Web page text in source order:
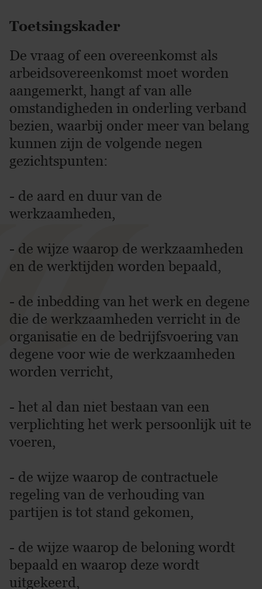
Toetsingskader
De vraag of een overeenkomst als
arbeidsovereenkomst moet worden
aangemerkt, hangt af van alle
omstandigheden in onderling verband
bezien, waarbij onder meer van belang
kunnen zijn de volgende negen
gezichtspunten:
- de aard en duur van de
werkzaamheden,
- de wijze waarop de werkzaamheden
en de werktijden worden bepaald,
- de inbedding van het werk en degene
die de werkzaamheden verricht in de
organisatie en de bedrijfsvoering van
degene voor wie de werkzaamheden
worden verricht,
- het al dan niet bestaan van een
verplichting het werk persoonlijk uit te
voeren,
- de wijze waarop de contractuele
regeling van de verhouding van
partijen is tot stand gekomen,
- de wijze waarop de beloning wordt
bepaald en waarop deze wordt
uitgekeerd,